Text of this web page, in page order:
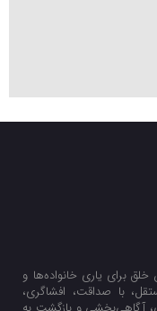
برای یاری خانواده‌ها و
با صداقت، افشاگری،